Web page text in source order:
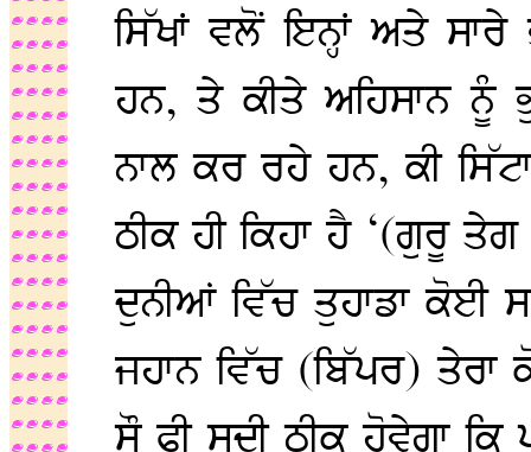
ਸਿੱਖਾਂ ਵਲੋਂ ਇਨ੍ਹਾਂ ਅਤੇ
ਹਨ, ਤੇ ਕੀਤੇ ਅਹਿਸਾਨ ਨੂੰ
ਨਾਲ ਕਰ ਰਹੇ ਹਨ, ਕੀ
ਠੀਕ ਹੀ ਕਿਹਾ ਹੈ ‘(ਗੁਰੂ
ਦੁਨੀਆਂ ਵਿੱਚ ਤੁਹਾਡਾ ਕੋਈ
ਜਹਾਨ ਵਿੱਚ (ਬਿੱਪਰ)